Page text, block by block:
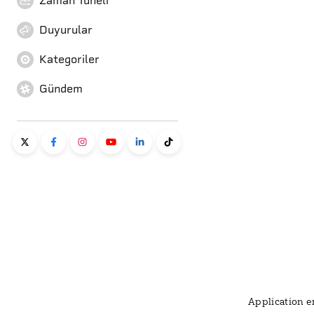
Duyurular
Kategoriler
Gündem
Application